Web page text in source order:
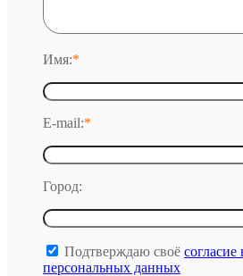
Имя:*
E-mail:*
Город:
Подтверждаю своё согласие
персональных данных